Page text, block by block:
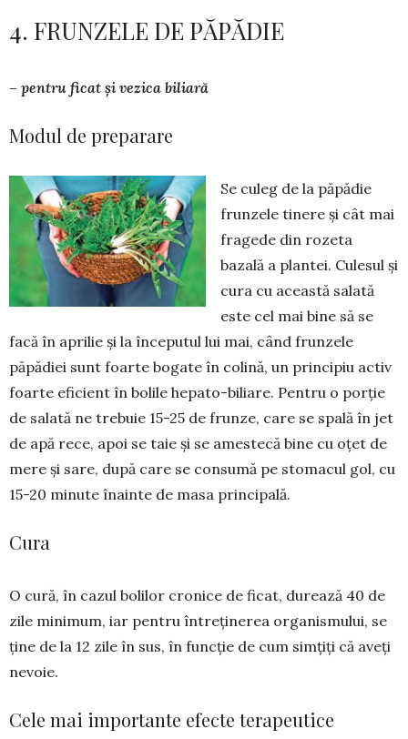
4. FRUNZELE DE PĂPĂDIE
– pentru ficat și vezica biliară
Modul de preparare
Se culeg de la păpădie
frunzele tinere și cât mai
fragede din rozeta
bazală a plan­tei. Culesul și
cura cu această salată
este cel mai bine să se
facă în aprilie și la în­ce­putul lui mai, când frunzele
păpădiei sunt foarte bogate în colină, un principiu activ
foarte eficient în bolile hepato-biliare. Pentru o porție
de salată ne trebuie 15-25 de frunze, care se spală în jet
de apă rece, apoi se taie și se amestecă bine cu oțet de
mere și sare, după care se consumă pe sto­macul gol, cu
15-20 minute înainte de masa principală.
Cura
O cură, în cazul bolilor cronice de fi­cat, durează 40 de
zile minimum, iar pen­tru între­ți­nerea organis­mu­lui, se
ține de la 12 zile în sus, în func­ție de cum simțiți că aveți
nevoie.
Cele mai importante efecte terapeutice